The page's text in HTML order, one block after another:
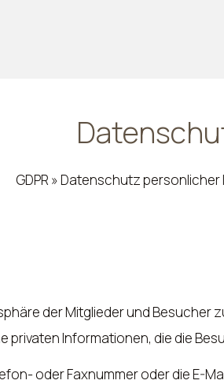
GDPR » Datenschutz
der Mitglieder und Besucher
Informationen, die die
oder Faxnummer oder die E-